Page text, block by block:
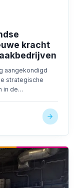
kracht
aangekondigd
strategische
in de
oplossing